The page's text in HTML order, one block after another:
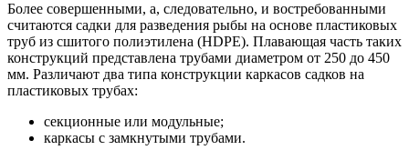
Более совершенными, а, следовательно, и востребованными
считаются садки для разведения рыбы на основе пластиковых
труб из сшитого полиэтилена (HDPE). Плавающая часть таких
конструкций представлена трубами диаметром от 250 до 450
мм. Различают два типа конструкции каркасов садков на
пластиковых трубах:
секционные или модульные;
каркасы с замкнутыми трубами.